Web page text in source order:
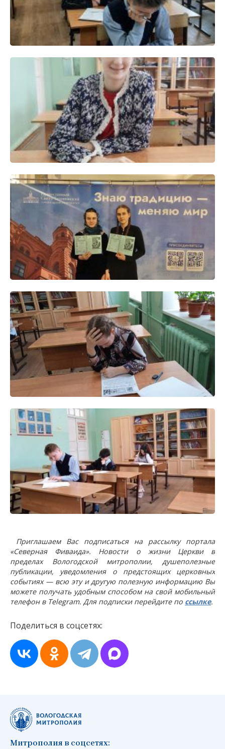
Приглашаем Вас подписаться на рассылку портала
«Северная Фиваида». Новости о жизни Церкви в
пределах Вологодской митрополии, душеполезные
публикации, уведомления о предстоящих церковных
событиях — всю эту и другую полезную информацию Вы
можете получать удобным способом на свой мобильный
телефон в Telegram. Для подписки перейдите по ссылке.
Поделиться в соцсетях:
Митрополия в соцсетях: